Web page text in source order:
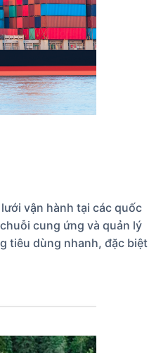
vận hành tại các quốc
cung ứng và quản lý
tiêu dùng nhanh, đặc biệt